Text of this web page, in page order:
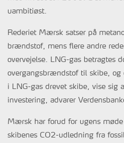
uambitiøst.
Rederiet Mærsk satser på
brændstof, mens flere andre
overvejelse. LNG-gas betragtes
overgangsbrændstof til skibe, og
i LNG-gas drevet skibe, vise sig
investering, advarer
Mærsk har forud for ugens
skibenes CO2-udledning fra